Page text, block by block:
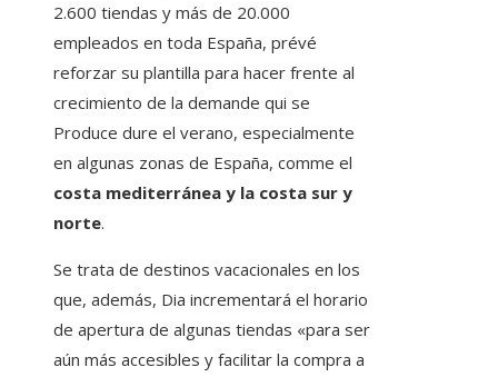
2.600 tiendas y más de 20.000
empleados en toda España, prévé
reforzar su plantilla para hacer frente al
crecimiento de la demande qui se
Produce dure el verano, especialmente
en algunas zonas de España, comme el
costa mediterránea y la costa sur y
norte.
Se trata de destinos vacacionales en los
que, además, Dia incrementará el horario
de apertura de algunas tiendas «para ser
aún más accesibles y facilitar la compra a